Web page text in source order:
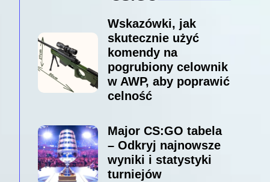
Wskazówki, jak
skutecznie użyć
komendy na
pogrubiony celownik
w AWP, aby poprawić
celność
Major CS:GO tabela
– Odkryj najnowsze
wyniki i statystyki
turniejów